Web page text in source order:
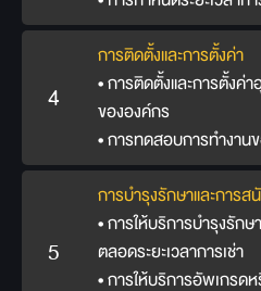
4
การติดตั้งและการตั้งค่า
• การติดตั้งและการตั้ง
ขององค์กร
• การทดสอบการทำงา
5
การบำรุงรักษาและการ
• การให้บริการบำรุงรัก
ตลอดระยะเวลาการเช่า
• การให้บริการอัพเกร